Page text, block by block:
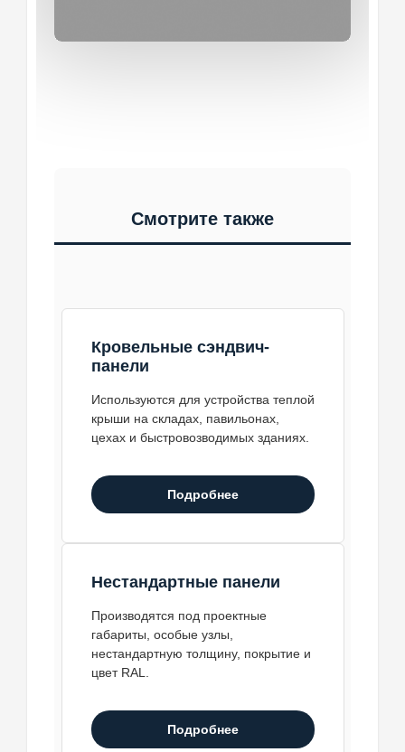
Смотрите также
Кровельные сэндвич-
панели
Используются для устройства теплой
крыши на складах, павильонах,
цехах и быстровозводимых зданиях.
Подробнее
Нестандартные панели
Производятся под проектные
габариты, особые узлы,
нестандартную толщину, покрытие и
цвет RAL.
Подробнее